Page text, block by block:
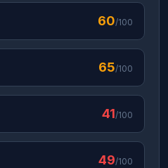
60/100
65/100
41/100
49/100